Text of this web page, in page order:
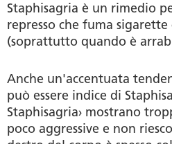
Staphisagria è un rimedio
represso che fuma
(soprattutto quando è
Anche un'accentuata
può essere indice di
Staphisagria› mostrano
poco aggressive e non